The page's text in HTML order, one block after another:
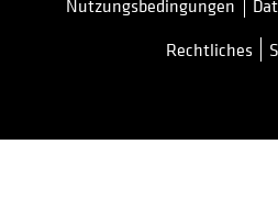
Nutzungsbedingungen
Rechtliches